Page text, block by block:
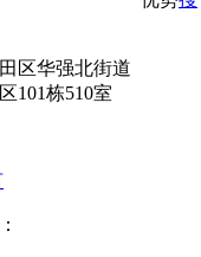
区华强北街道
101栋510室